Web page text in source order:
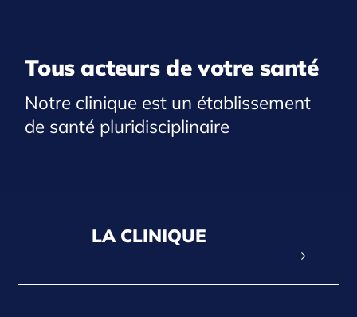
Tous acteurs de votre santé
Notre clinique est un établissement
de santé pluridisciplinaire
LA CLINIQUE